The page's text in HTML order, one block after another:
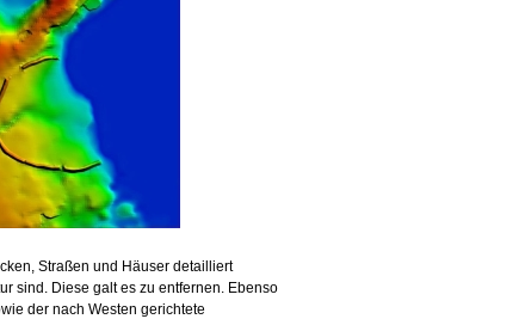
Straßen und Häuser detailliert
sind. Diese galt es zu entfernen. Ebenso
der nach Westen gerichtete